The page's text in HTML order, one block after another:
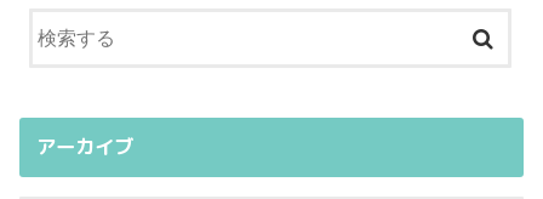
アーカイブ